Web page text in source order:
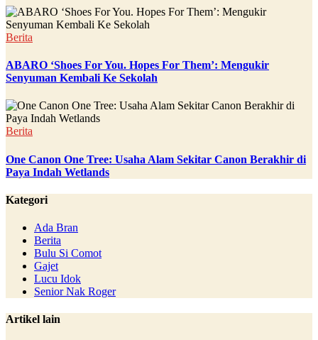
Berita
ABARO ‘Shoes For You. Hopes For Them’: Mengukir
Senyuman Kembali Ke Sekolah
Berita
One Canon One Tree: Usaha Alam Sekitar Canon Berakhir di
Paya Indah Wetlands
Kategori
Ada Bran
Berita
Bulu Si Comot
Gajet
Lucu Idok
Senior Nak Roger
Artikel lain